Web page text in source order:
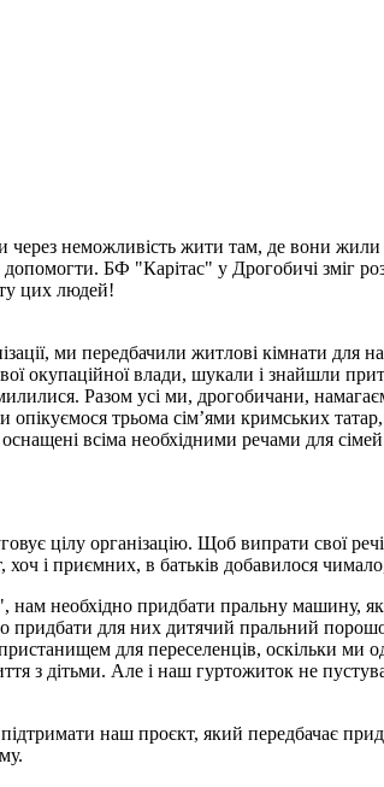
через неможливість жити там, де вони
БФ "Карітас" у Дрогобичі зміг
цих людей!
ми передбачили житлові кімнати для
окупаційної влади, шукали і знайшли
Разом усі ми, дрогобичани,
трьома сім’ями кримських
всіма необхідними речами для
цілу організацію. Щоб випрати свої
і приємних, в батьків добавилося
необхідно придбати пральну машину,
для них дитячий пральний
для переселенців, оскільки
з дітьми. Але і наш гуртожиток не
наш проєкт, який передбачає